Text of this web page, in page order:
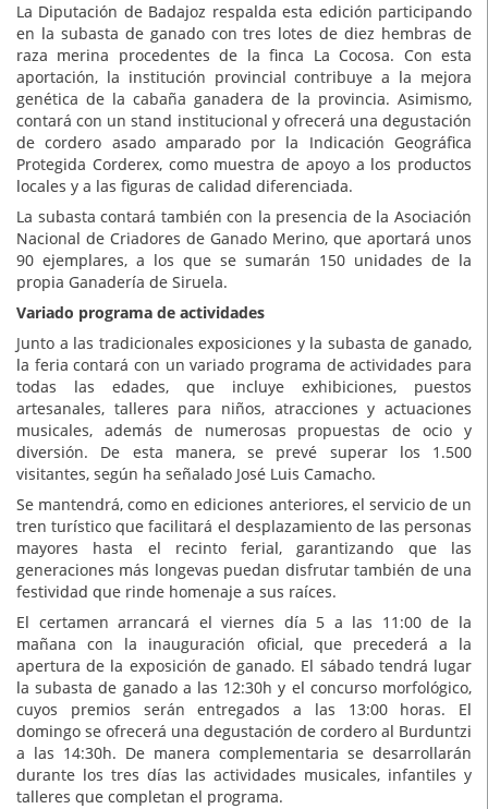
La Diputación de Badajoz respalda esta edición participando
en la subasta de ganado con tres lotes de diez hembras de
raza merina procedentes de la finca La Cocosa. Con esta
aportación, la institución provincial contribuye a la mejora
genética de la cabaña ganadera de la provincia. Asimismo,
contará con un stand institucional y ofrecerá una degustación
de cordero asado amparado por la Indicación Geográfica
Protegida Corderex, como muestra de apoyo a los productos
locales y a las figuras de calidad diferenciada.
La subasta contará también con la presencia de la Asociación
Nacional de Criadores de Ganado Merino, que aportará unos
90 ejemplares, a los que se sumarán 150 unidades de la
propia Ganadería de Siruela.
Variado programa de actividades
Junto a las tradicionales exposiciones y la subasta de ganado,
la feria contará con un variado programa de actividades para
todas las edades, que incluye exhibiciones, puestos
artesanales, talleres para niños, atracciones y actuaciones
musicales, además de numerosas propuestas de ocio y
diversión. De esta manera, se prevé superar los 1.500
visitantes, según ha señalado José Luis Camacho.
Se mantendrá, como en ediciones anteriores, el servicio de un
tren turístico que facilitará el desplazamiento de las personas
mayores hasta el recinto ferial, garantizando que las
generaciones más longevas puedan disfrutar también de una
festividad que rinde homenaje a sus raíces.
El certamen arrancará el viernes día 5 a las 11:00 de la
mañana con la inauguración oficial, que precederá a la
apertura de la exposición de ganado. El sábado tendrá lugar
la subasta de ganado a las 12:30h y el concurso morfológico,
cuyos premios serán entregados a las 13:00 horas. El
domingo se ofrecerá una degustación de cordero al Burduntzi
a las 14:30h. De manera complementaria se desarrollarán
durante los tres días las actividades musicales, infantiles y
talleres que completan el programa.